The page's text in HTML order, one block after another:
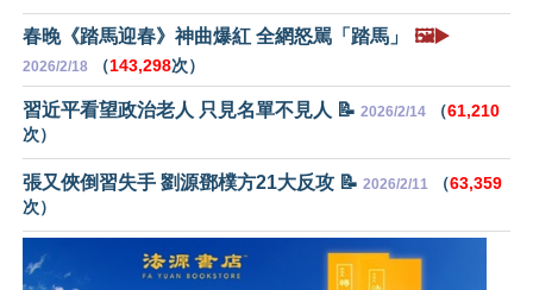
春晚《踏馬迎春》神曲爆紅 全網怒駡「踏馬」 🖼️▶️
2026/2/18 （143,298次）
習近平看望政治老人 只見名單不見人 📝 2026/2/14 （61,210
次）
張又俠倒習失手 劉源鄧樸方21大反攻 📝 2026/2/11 （63,359
次）